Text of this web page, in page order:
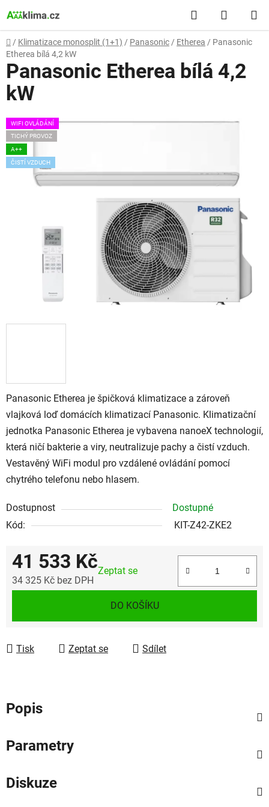
na
obsah
Hledat
KOŠÍK
Domů
/ Klimatizace monosplit (1+1) / Panasonic / Etherea / Panasonic
Etherea bílá 4,2 kW
Panasonic Etherea je špičková klimatizace a zároveň
vlajková loď domácích klimatizací Panasonic. Klimatizační
jednotka Panasonic Etherea je vybavena nanoeX technologií,
která ničí bakterie a viry, neutralizuje pachy a čistí vzduch.
Vestavěný WiFi modul pro vzdálené ovládání pomocí
chytrého telefonu nebo hlasem.
Dostupnost
Dostupné
Kód:
KIT-Z42-ZKE2
41 533 Kč
34 325 Kč bez DPH
Zeptat se
DO KOŠÍKU
Tisk Zeptat se Sdílet
Panasonic Etherea bílá 4,2
kW
WIFI OVLÁDÁNÍ
TICHÝ PROVOZ
A++
ČISTÍ VZDUCH
Popis
Parametry
Diskuze